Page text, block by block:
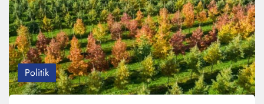
Politik